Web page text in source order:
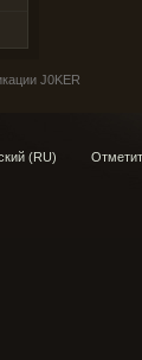
J0KER
(RU)